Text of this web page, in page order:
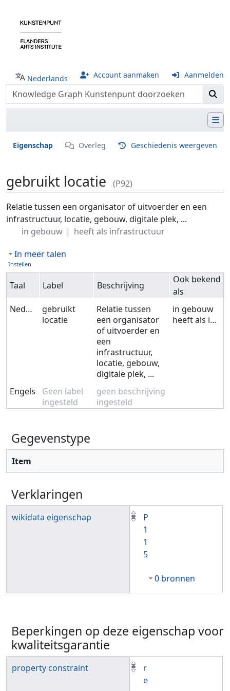
Nederlands Account aanmaken Aanmelden
Eigenschap Overleg Geschiedenis weergeven
gebruikt locatie (P92)
Ga naar:navigatie, zoeken
Relatie tussen een organisator of uitvoerder en een
infrastructuur, locatie, gebouw, digitale plek, ...
in gebouw
heeft als infrastructuur
In meer talen
Instellen
Taal Label Beschrijving
Ook bekend
als
Nederlands
gebruikt
locatie
Relatie tussen
een organisator
of uitvoerder en
een
infrastructuur,
locatie, gebouw,
digitale plek, ...
in gebouw
heeft als infrastructuur
Engels
Geen label
ingesteld
geen beschrijving
ingesteld
Gegevenstype
Item
Verklaringen
wikidata eigenschap
P
1
1
5
0 bronnen
Beperkingen op deze eigenschap voor
kwaliteitsgarantie
property constraint
r
e